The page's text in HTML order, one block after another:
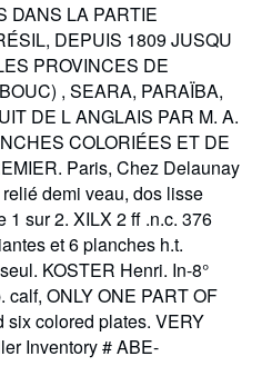
DANS LA PARTIE
DEPUIS 1809 JUSQU
PROVINCES DE
, SEARA, PARAÏBA,
DE L ANGLAIS PAR M. A.
COLORIÉES ET DE
Paris, Chez Delaunay
demi veau, dos lisse
1 sur 2. XILX 2 ff .n.c. 376
et 6 planches h.t.
KOSTER Henri. In-8°
calf, ONLY ONE PART OF
six colored plates. VERY
Inventory # ABE-